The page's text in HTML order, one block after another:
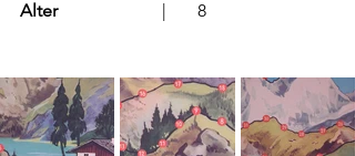
Alter
			  |	8